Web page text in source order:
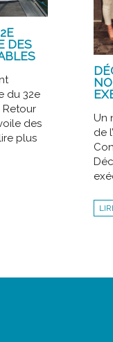
DES
du 32e
Retour
des
plus
Un
de